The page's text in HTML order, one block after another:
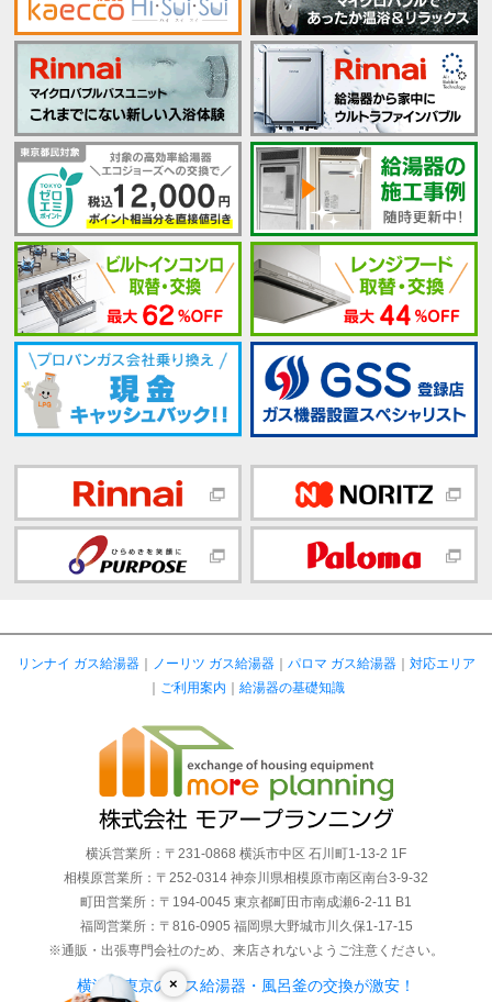
×
リンナイ ガス給湯器｜ ノーリツ ガス給湯器｜ パロマ ガス給湯器｜ 対応エリア
｜ ご利用案内 ｜ 給湯器の基礎知識
横浜営業所：〒231-0868 横浜市中区 石川町1-13-2 1F
相模原営業所：〒252-0314 神奈川県相模原市南区南台3-9-32
町田営業所：〒194-0045 東京都町田市南成瀬6-2-11 B1
福岡営業所：〒816-0905 福岡県大野城市川久保1-17-15
※通販・出張専門会社のため、来店されないようご注意ください。
横浜・東京のガス給湯器・風呂釜の交換が激安！